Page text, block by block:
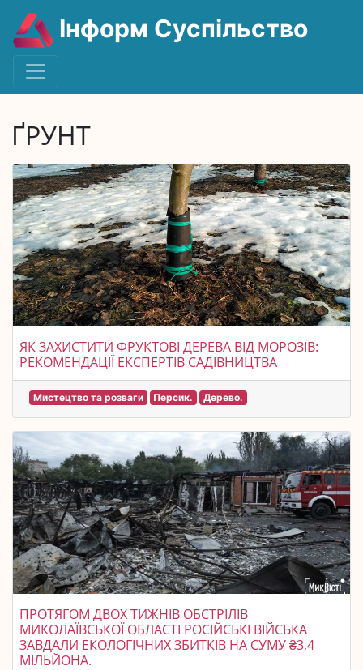
Інформ Суспільство
ҐРУНТ
ЯК ЗАХИСТИТИ ФРУКТОВІ ДЕРЕВА ВІД МОРОЗІВ:
РЕКОМЕНДАЦІЇ ЕКСПЕРТІВ САДІВНИЦТВА
Мистецтво та розваги Персик. Дерево.
ПРОТЯГОМ ДВОХ ТИЖНІВ ОБСТРІЛІВ
МИКОЛАЇВСЬКОЇ ОБЛАСТІ РОСІЙСЬКІ ВІЙСЬКА
ЗАВДАЛИ ЕКОЛОГІЧНИХ ЗБИТКІВ НА СУМУ ₴3,4
МІЛЬЙОНА.